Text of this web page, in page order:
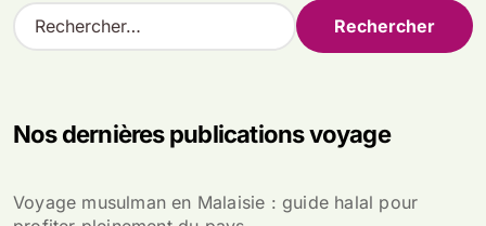
R
e
r
e
Nos dernières publications voyage
Voyage musulman en Malaisie : guide halal pour